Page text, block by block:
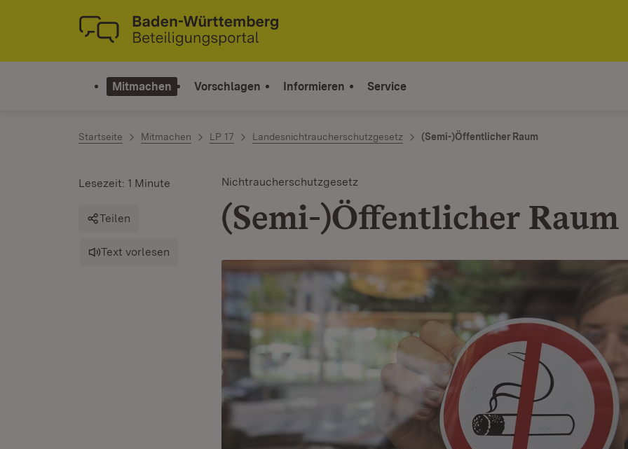
Zum Inhalt springen
Link zur Startseite
Mitmachen Vorschlagen Informieren Service
Startseite Mitmachen LP 17 Landesnichtraucherschutzgesetz (Semi-)Öffentlicher Raum
Nichtraucherschutzgesetz
(Semi-)Öffentlicher Raum
Lesezeit: 1 Minute
Teilen
Text vorlesen